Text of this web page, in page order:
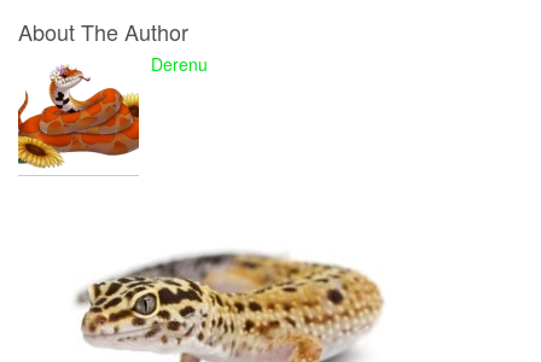
About The Author
Derenu